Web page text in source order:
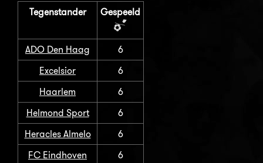
Tegenstander Gespeeld
ADO Den Haag
6
Excelsior
6
Haarlem
6
Helmond Sport
6
Heracles Almelo
6
FC Eindhoven
6